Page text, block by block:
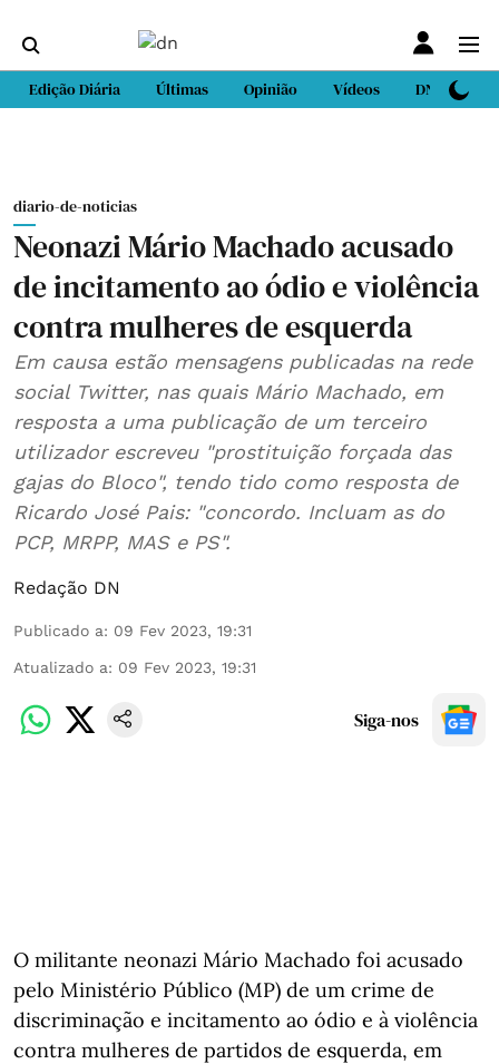
Edição Diária Últimas Opinião Vídeos DN Sport
diario-de-noticias
Neonazi Mário Machado acusado
de incitamento ao ódio e violência
contra mulheres de esquerda
Em causa estão mensagens publicadas na rede
social Twitter, nas quais Mário Machado, em
resposta a uma publicação de um terceiro
utilizador escreveu "prostituição forçada das
gajas do Bloco", tendo tido como resposta de
Ricardo José Pais: "concordo. Incluam as do
PCP, MRPP, MAS e PS".
Redação DN
Publicado a: 09 Fev 2023, 19:31
Atualizado a: 09 Fev 2023, 19:31
Siga-nos
O militante neonazi Mário Machado foi acusado
pelo Ministério Público (MP) de um crime de
discriminação e incitamento ao ódio e à violência
contra mulheres de partidos de esquerda, em